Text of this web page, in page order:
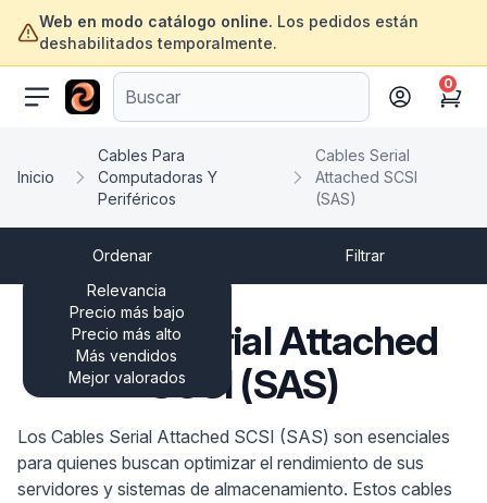
Web en modo catálogo online. Los pedidos están
deshabilitados temporalmente.
ofertasinformatica.com
Cart
0
Inicio
Cables Para
Computadoras Y
Periféricos
Cables Serial
Attached SCSI
(SAS)
Ordenar
Relevancia
Precio más bajo
Precio más alto
Más vendidos
Mejor valorados
Filtrar
Cables Serial Attached
SCSI (SAS)
Los Cables Serial Attached SCSI (SAS) son esenciales
para quienes buscan optimizar el rendimiento de sus
servidores y sistemas de almacenamiento. Estos cables